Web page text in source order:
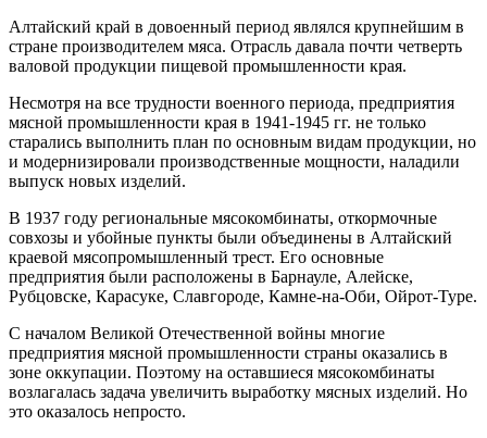
Алтайский край в довоенный период являлся крупнейшим в
стране производителем мяса. Отрасль давала почти четверть
валовой продукции пищевой промышленности края.
Несмотря на все трудности военного периода, предприятия
мясной промышленности края в 1941-1945 гг. не только
старались выполнить план по основным видам продукции, но
и модернизировали производственные мощности, наладили
выпуск новых изделий.
В 1937 году региональные мясокомбинаты, откормочные
совхозы и убойные пункты были объединены в Алтайский
краевой мясопромышленный трест. Его основные
предприятия были расположены в Барнауле, Алейске,
Рубцовске, Карасуке, Славгороде, Камне-на-Оби, Ойрот-Туре.
С началом Великой Отечественной войны многие
предприятия мясной промышленности страны оказались в
зоне оккупации. Поэтому на оставшиеся мясокомбинаты
возлагалась задача увеличить выработку мясных изделий. Но
это оказалось непросто.